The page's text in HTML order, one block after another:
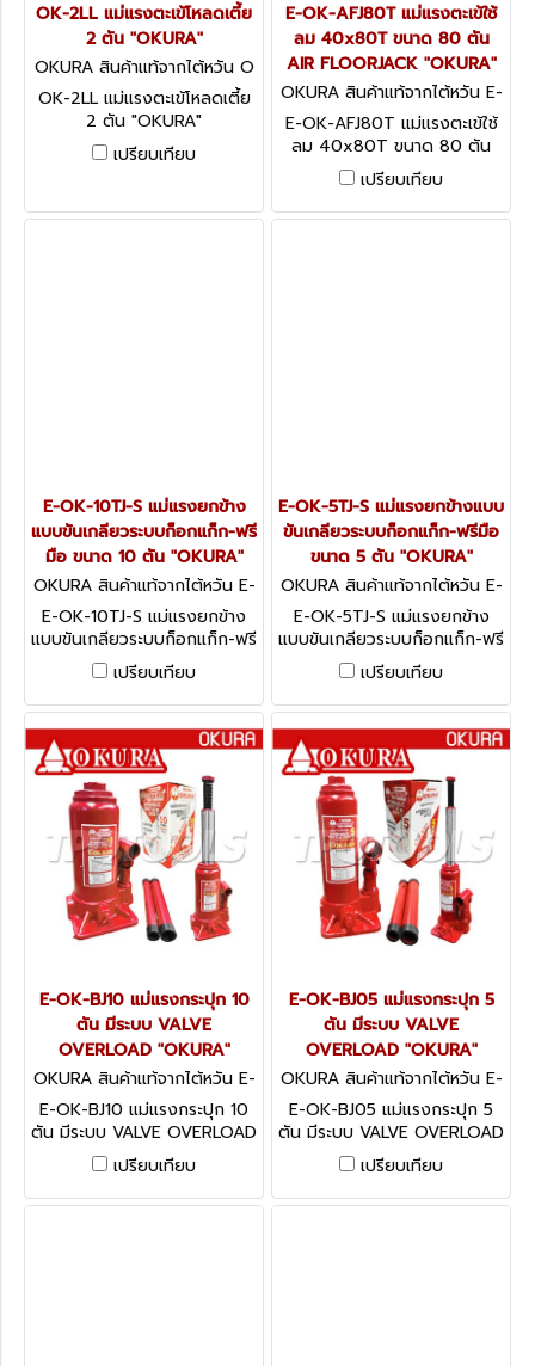
OK-2LL แม่แรงตะเข้โหลดเตี้ย
2 ตัน "OKURA"
OKURA สินค้าแท้จากไต้หวัน O
K-2LL
OK-2LL แม่แรงตะเข้โหลดเตี้ย
2 ตัน "OKURA"
เปรียบเทียบ
E-OK-AFJ80T แม่แรงตะเข้ใช้
ลม 40x80T ขนาด 80 ตัน
AIR FLOORJACK "OKURA"
OKURA สินค้าแท้จากไต้หวัน E-
OK-AFJ80T
E-OK-AFJ80T แม่แรงตะเข้ใช้
ลม 40x80T ขนาด 80 ตัน
AIR FLOORJACK "OKURA"
เปรียบเทียบ
E-OK-10TJ-S แม่แรงยกข้าง
แบบขันเกลียวระบบก็อกแก็ก-ฟรี
มือ ขนาด 10 ตัน "OKURA"
OKURA สินค้าแท้จากไต้หวัน E-
OK-10TJ-S
E-OK-10TJ-S แม่แรงยกข้าง
แบบขันเกลียวระบบก็อกแก็ก-ฟรี
มือ ขนาด 10 ตัน "OKURA"
เปรียบเทียบ
E-OK-5TJ-S แม่แรงยกข้างแบบ
ขันเกลียวระบบก็อกแก็ก-ฟรีมือ
ขนาด 5 ตัน "OKURA"
OKURA สินค้าแท้จากไต้หวัน E-
OK-5TJ-S
E-OK-5TJ-S แม่แรงยกข้าง
แบบขันเกลียวระบบก็อกแก็ก-ฟรี
มือ ขนาด 5 ตัน "OKURA"
เปรียบเทียบ
E-OK-BJ10 แม่แรงกระปุก 10
ตัน มีระบบ VALVE
OVERLOAD "OKURA"
OKURA สินค้าแท้จากไต้หวัน E-
OK-BJ10
E-OK-BJ10 แม่แรงกระปุก 10
ตัน มีระบบ VALVE OVERLOAD
"OKURA"
เปรียบเทียบ
E-OK-BJ05 แม่แรงกระปุก 5
ตัน มีระบบ VALVE
OVERLOAD "OKURA"
OKURA สินค้าแท้จากไต้หวัน E-
OK-BJ05
E-OK-BJ05 แม่แรงกระปุก 5
ตัน มีระบบ VALVE OVERLOAD
"OKURA"
เปรียบเทียบ